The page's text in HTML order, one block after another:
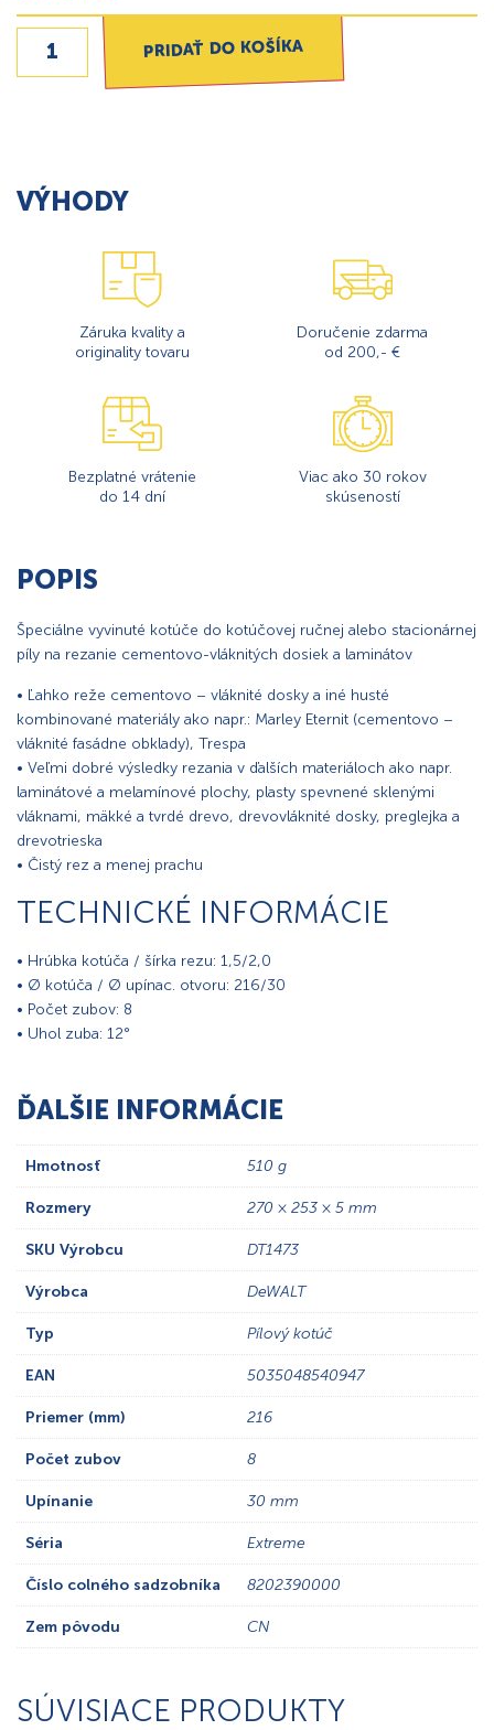
PRIDAŤ DO KOŠÍKA
VÝHODY
Záruka kvality a
originality tovaru
Doručenie zdarma
od 200,- €
Bezplatné vrátenie
do 14 dní
Viac ako 30 rokov
skúseností
POPIS
Špeciálne vyvinuté kotúče do kotúčovej ručnej alebo stacionárnej
píly na rezanie cementovo-vláknitých dosiek a laminátov
• Ľahko reže cementovo – vláknité dosky a iné husté
kombinované materiály ako napr.: Marley Eternit (cementovo –
vláknité fasádne obklady), Trespa
• Veľmi dobré výsledky rezania v ďalších materiáloch ako napr.
laminátové a melamínové plochy, plasty spevnené sklenými
vláknami, mäkké a tvrdé drevo, drevovláknité dosky, preglejka a
drevotrieska
• Čistý rez a menej prachu
TECHNICKÉ INFORMÁCIE
• Hrúbka kotúča / šírka rezu: 1,5/2,0
• Ø kotúča / Ø upínac. otvoru: 216/30
• Počet zubov: 8
• Uhol zuba: 12°
ĎALŠIE INFORMÁCIE
Hmotnosť 510 g
Rozmery 270 × 253 × 5 mm
SKU Výrobcu DT1473
Výrobca DeWALT
Typ Pílový kotúč
EAN 5035048540947
Priemer (mm) 216
Počet zubov 8
Upínanie 30 mm
Séria Extreme
Číslo colného sadzobníka 8202390000
Zem pôvodu CN
SÚVISIACE PRODUKTY